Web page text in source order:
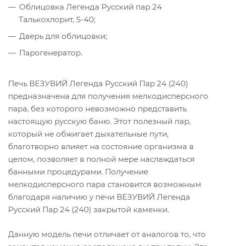
Облицовка Легенда Русский пар 24
Талькохлорит, S-40;
Дверь для облицовки;
Парогенератор.
Печь ВЕЗУВИЙ Легенда Русский Пар 24 (240)
предназначена для получения мелкодисперсного
пара, без которого невозможно представить
настоящую русскую баню. Этот полезный пар,
который не обжигает дыхательные пути,
благотворно влияет на состояние организма в
целом, позволяет в полной мере наслаждаться
банными процедурами. Получение
мелкодисперсного пара становится возможным
благодаря наличию у печи ВЕЗУВИЙ Легенда
Русский Пар 24 (240) закрытой каменки.
Данную модель печи отличает от аналогов то, что